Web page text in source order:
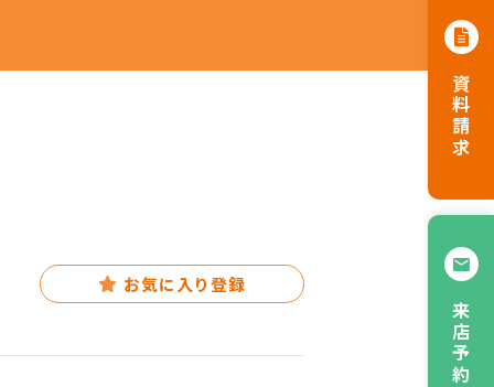
資料請求
来店予約
お気に入り登録